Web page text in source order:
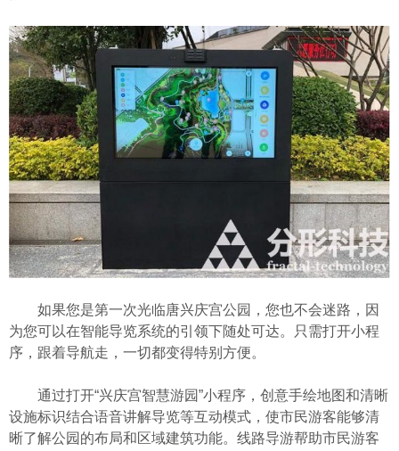
如果您是第一次光临唐兴庆宫公园，您也不会迷路，因
为您可以在智能导览系统的引领下随处可达。只需打开小程
序，跟着导航走，一切都变得特别方便。
通过打开“兴庆宫智慧游园”小程序，创意手绘地图和清晰
设施标识结合语音讲解导览等互动模式，使市民游客能够清
晰了解公园的布局和区域建筑功能。线路导游帮助市民游客